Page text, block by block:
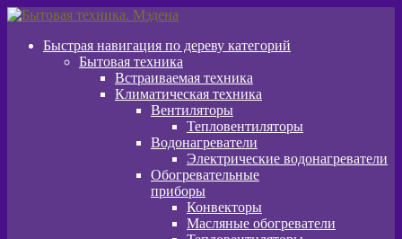
Перейти
навигации
Перейти
содержимому
Быстрая навигация по дереву категорий
Бытовая техника
Встраиваемая техника
Климатическая техника
Вентиляторы
Тепловентиляторы
Водонагреватели
Электрические водонагреватели
Обогревательные
приборы
Конвекторы
Масляные обогреватели